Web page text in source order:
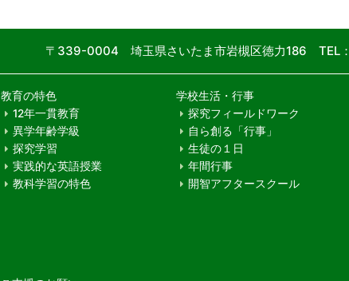
〒339-0004 埼玉県さいたま市岩槻区徳力186 TEL
教育の特色
12年一貫教育
異学年齢学級
探究学習
実践的な英語授業
教科学習の特色
学校生活・行事
探究フィールドワーク
自ら創る「行事」
生徒の１日
年間行事
開智アフタースクール